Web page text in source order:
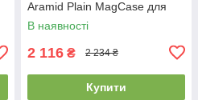
Aramid Plain MagCase для
Samsung S26 Plus Black
(ARM90165)
В наявності
2 116 ₴ 2 234 ₴
Купити